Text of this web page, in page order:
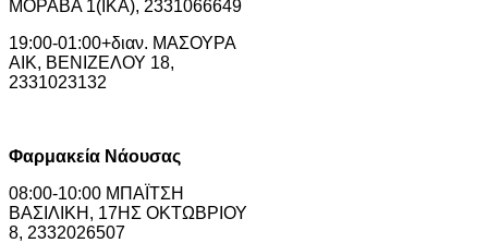
ΜΟΡΑΒΑ 1(ΙΚΑ), 2331066649
19:00-01:00+διαν. ΜΑΣΟΥΡΑ
ΑΙΚ, ΒΕΝΙΖΕΛΟΥ 18,
2331023132
Φαρμακεία Νάουσας
08:00-10:00 ΜΠΑΪΤΣΗ
ΒΑΣΙΛΙΚΗ, 17ΗΣ ΟΚΤΩΒΡΙΟΥ
8, 2332026507